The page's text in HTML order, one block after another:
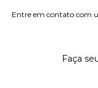
Entre em contato com
Faça